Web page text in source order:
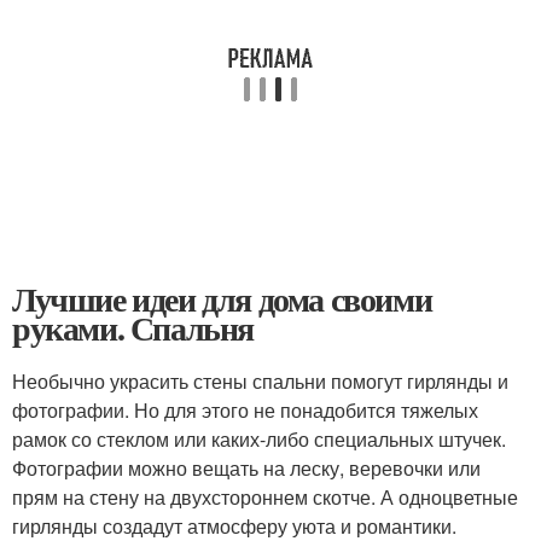
Лучшие идеи для дома своими
руками. Спальня
Необычно украсить стены спальни помогут гирлянды и
фотографии. Но для этого не понадобится тяжелых
рамок со стеклом или каких-либо специальных штучек.
Фотографии можно вещать на леску, веревочки или
прям на стену на двухстороннем скотче. А одноцветные
гирлянды создадут атмосферу уюта и романтики.